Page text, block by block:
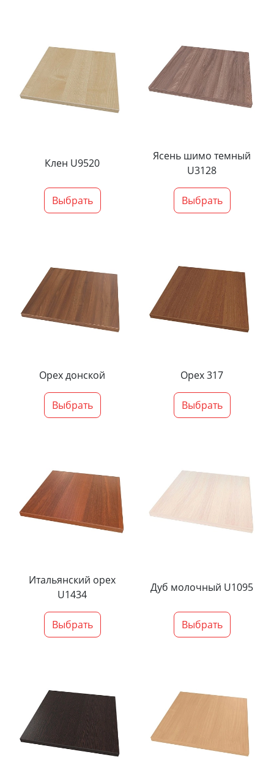
Клен U9520
Выбрать
Ясень шимо темный
U3128
Выбрать
Орех донской
Выбрать
Орех 317
Выбрать
Итальянский орех
U1434
Выбрать
Дуб молочный U1095
Выбрать